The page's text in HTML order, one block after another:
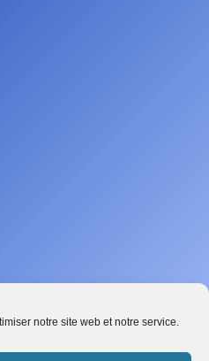
notre site web et notre service.